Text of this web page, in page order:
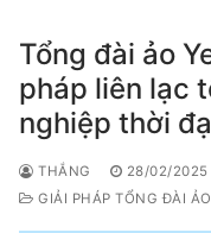
Tổng đài ảo
pháp liên lạc
nghiệp thời
THẮNG
28/02/2025
GIẢI PHÁP TỔNG ĐÀI